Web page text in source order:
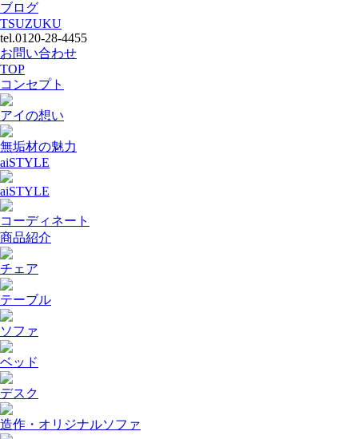
ブログ
TSUZUKU
tel.0120-28-4455
お問い合わせ
TOP
コンセプト
アイの想い
無垢材の魅力
aiSTYLE
aiSTYLE
コーディネート
商品紹介
チェア
テーブル
ソファ
ベッド
デスク
造作・オリジナルソファ